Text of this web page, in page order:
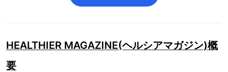
HEALTHIER MAGAZINE(ヘルシアマガジン)概
要